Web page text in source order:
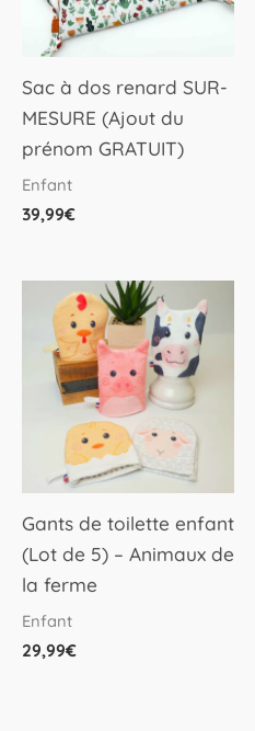
Sac à dos renard SUR-
MESURE (Ajout du
prénom GRATUIT)
Enfant
39,99€
Gants de toilette enfant
(Lot de 5) – Animaux de
la ferme
Enfant
29,99€